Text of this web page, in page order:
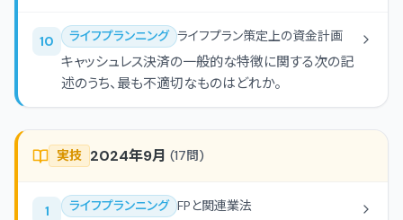
10 ライフプランニング ライフプラン策定上の資金計画
キャッシュレス決済の一般的な特徴に関する次の記
述のうち、最も不適切なものはどれか。
実技 2024年9月 (17問)
1 ライフプランニング FPと関連業法